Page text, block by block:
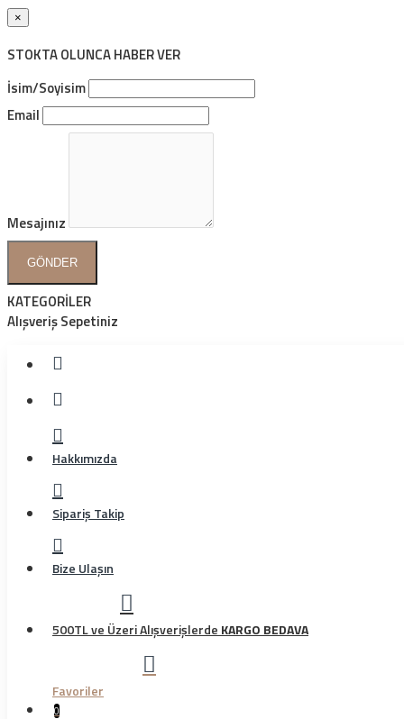
×
STOKTA OLUNCA HABER VER
İsim/Soyisim
Email
Mesajınız
GÖNDER
KATEGORİLER
Alışveriş Sepetiniz
Hakkımızda
Sipariş Takip
Bize Ulaşın
500TL ve Üzeri Alışverişlerde KARGO BEDAVA
Favoriler
0